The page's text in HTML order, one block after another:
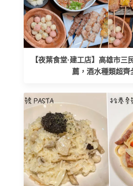
【夜葉食堂·建工店】高雄市三
薦，酒水種類超齊